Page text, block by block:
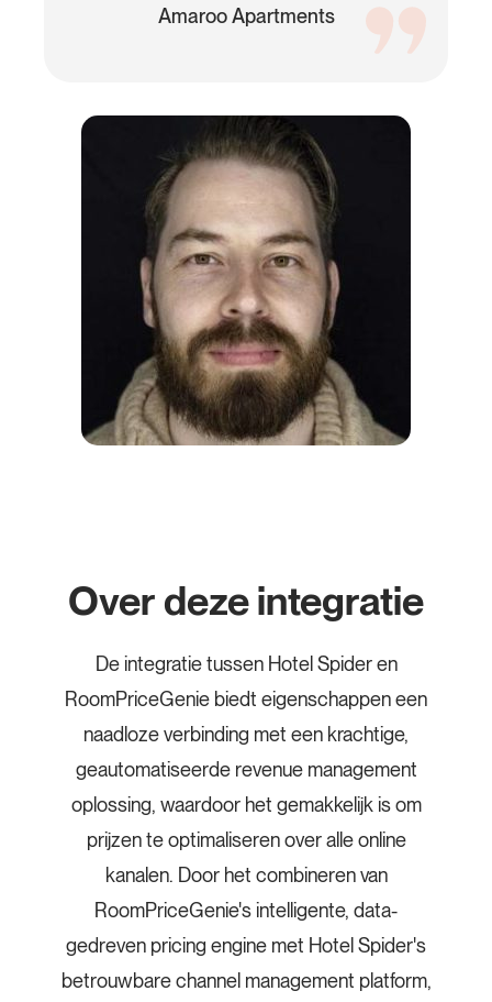
Amaroo Apartments
Over deze integratie
De integratie tussen Hotel Spider en
RoomPriceGenie biedt eigenschappen een
naadloze verbinding met een krachtige,
geautomatiseerde revenue management
oplossing, waardoor het gemakkelijk is om
prijzen te optimaliseren over alle online
kanalen. Door het combineren van
RoomPriceGenie's intelligente, data-
gedreven pricing engine met Hotel Spider's
betrouwbare channel management platform,